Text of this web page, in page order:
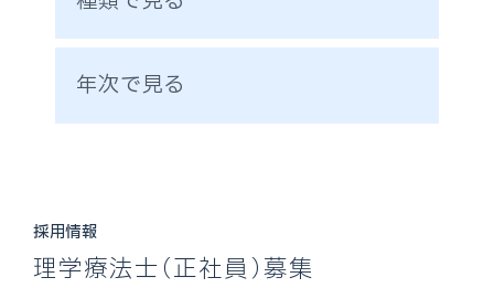
年次で見る
採用情報
理学療法士（正社員）募集